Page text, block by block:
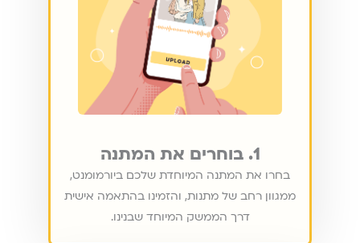
1. בוחרים את המתנה
בחרו את המתנה המיוחדת שלכם ביורמומנט,
ממגוון רחב של מתנות, והזמינו בהתאמה אישית
דרך הממשק המיוחד שבנינו.